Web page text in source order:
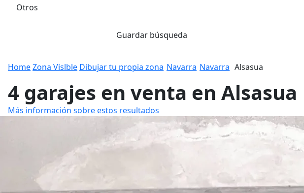
Otros
Guardar búsqueda
HomeZona Vislble Dibujar tu propia zona Navarra Navarra Alsasua
4 garajes en venta en Alsasua
Más información sobre estos resultados